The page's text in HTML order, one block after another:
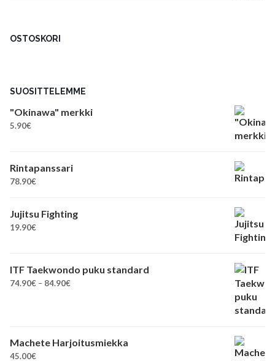
OSTOSKORI
SUOSITTELEMME
"Okinawa" merkki
5.90€
Rintapanssari
78.90€
Jujitsu Fighting
19.90€
ITF Taekwondo puku standard
74.90€ – 84.90€Hintaluokka:
Machete Harjoitusmiekka
45.00€